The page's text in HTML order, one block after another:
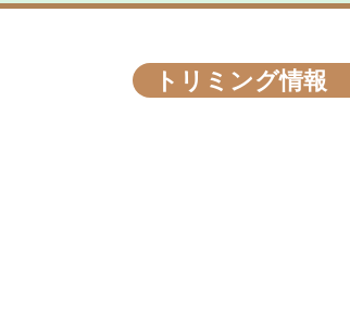
トリミング情報